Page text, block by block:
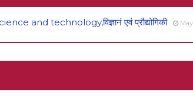
and technology,विज्ञानं एवं प्रौद्योगिकी